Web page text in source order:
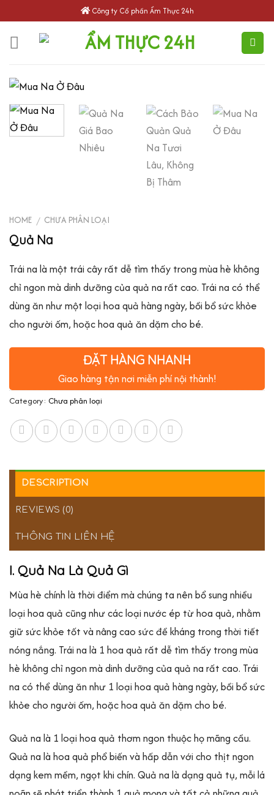
to
content
Công ty Cổ phần Ẩm Thực 24h
HOME / CHƯA PHÂN LOẠI
Quả Na
Trái na là một trái cây rất dễ tìm thấy trong mùa hè không
chỉ ngon mà dinh dưỡng của quả na rất cao. Trái na có thể
dùng ăn như một loại hoa quả hàng ngày, bồi bổ sức khỏe
cho người ốm, hoặc hoa quả ăn dặm cho bé.
ĐẶT HÀNG NHANH
Giao hàng tận nơi miễn phí nội thành!
Category: Chưa phân loại
DESCRIPTION
REVIEWS (0)
THÔNG TIN LIÊN HỆ
I. Quả Na Là Quả Gì
Mùa hè chính là thời điểm mà chúng ta nên bổ sung nhiều
loại hoa quả cũng như các loại nước ép từ hoa quả, nhằm
giữ sức khỏe tốt và nâng cao sức đề kháng trong thời tiết
nóng nắng. Trái na là 1 hoa quả rất dễ tìm thấy trong mùa
hè không chỉ ngon mà dinh dưỡng của quả na rất cao. Trái
na có thể dùng ăn như 1 loại hoa quả hàng ngày, bồi bổ sức
khỏe cho người ốm, hoặc hoa quả ăn dặm cho bé.
Quả na là 1 loại hoa quả thơm ngon thuộc họ mãng cầu.
Quả na là hoa quả phổ biến và hấp dẫn với cho thịt ngon
dạng kem mềm, ngọt khi chín. Quả na là dạng quả tụ, mỗi lá